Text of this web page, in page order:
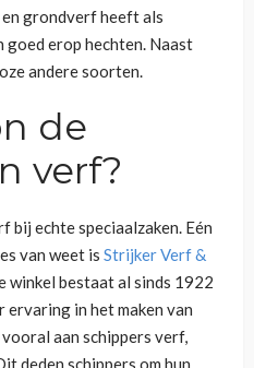
grondverf heeft als
goed erop hechten. Naast
andere soorten.
de
verf?
bij echte speciaalzaken. Eén
van weet is Strijker Verf &
winkel bestaat al sinds 1922
ervaring in het maken van
aan schippers verf,
deden schippers om hun